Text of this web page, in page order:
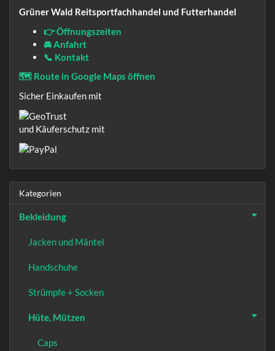
Grüner Wald Reitsportfachhandel und Futterhandel
👉 Öffnungszeiten
🚘 Anfahrt
📞 Kontakt
🗺️ Route in Google Maps öffnen
Sicher Einkaufen mit
und Käuferschutz mit
Kategorien
Bekleidung
Jacken und Mäntel
Handschuhe
Strümpfe + Socken
Hüte, Mützen
Caps